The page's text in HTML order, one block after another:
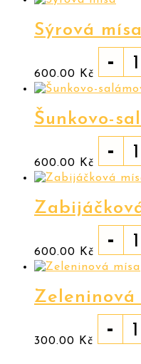
Sýrová mísa
600.00 Kč -
Šunkovo-
600.00 Kč -
600.00 Kč -
Zeleninová
300.00 Kč -